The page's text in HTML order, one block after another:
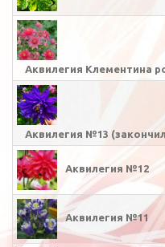
Аквилегия Клементина
Аквилегия №13
Аквилегия №12
Аквилегия №11